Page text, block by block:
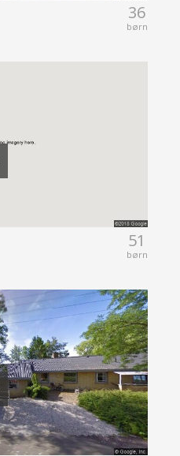
36
børn
51
børn